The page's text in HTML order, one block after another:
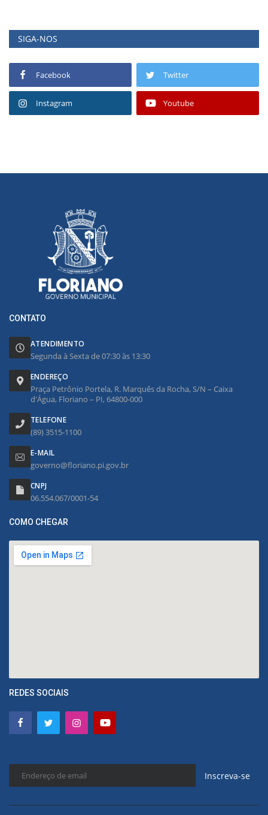
SIGA-NOS
Facebook Twitter
Instagram Youtube
CONTATO
ATENDIMENTO
Segunda à Sexta de 07:30 às 13:30
ENDEREÇO
Praça Petrônio Portela, R. Marquês da Rocha, S/N – Caixa
d'Água, Floriano – PI, 64800-000
TELEFONE
(89) 3515-1100
E-MAIL
governo@floriano.pi.gov.br
CNPJ
06.554.067/0001-54
COMO CHEGAR
REDES SOCIAIS
Inscreva-se